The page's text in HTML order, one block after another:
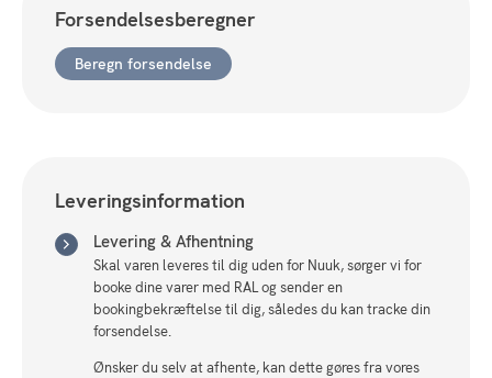
Forsendelsesberegner
Beregn forsendelse
Leveringsinformation
Levering & Afhentning
Skal varen leveres til dig uden for Nuuk, sørger vi for
booke dine varer med RAL og sender en
bookingbekræftelse til dig, således du kan tracke din
forsendelse.
Ønsker du selv at afhente, kan dette gøres fra vores